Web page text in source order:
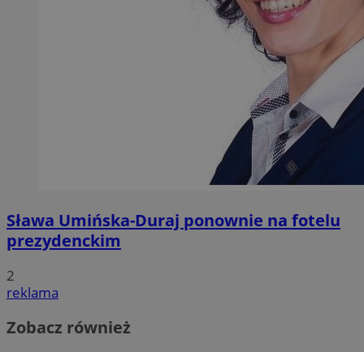
Sława Umińska-Duraj ponownie na fotelu
prezydenckim
2
reklama
Zobacz również